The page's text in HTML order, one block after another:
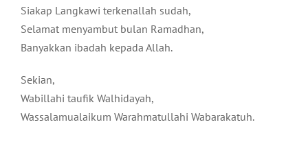
Siakap Langkawi terkenallah sudah,
Selamat menyambut bulan Ramadhan,
Banyakkan ibadah kepada Allah.
Sekian,
Wabillahi taufik Walhidayah,
Wassalamualaikum Warahmatullahi Wabarakatuh.